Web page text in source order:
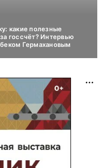
какие полезные
госсчёт? Интервью
Гермахановым